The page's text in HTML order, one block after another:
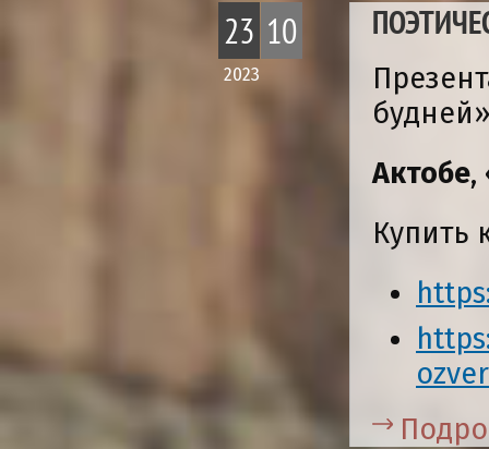
23 10
2023
будней»
Актобе,
Купить